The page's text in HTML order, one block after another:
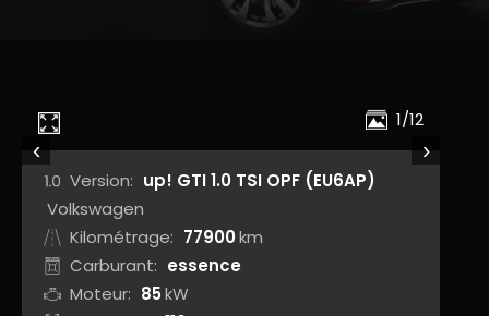
1/12
‹ ›
Version: up! GTI 1.0 TSI OPF (EU6AP)
Volkswagen
Kilométrage: 77900km
Carburant: essence
Moteur: 85kW